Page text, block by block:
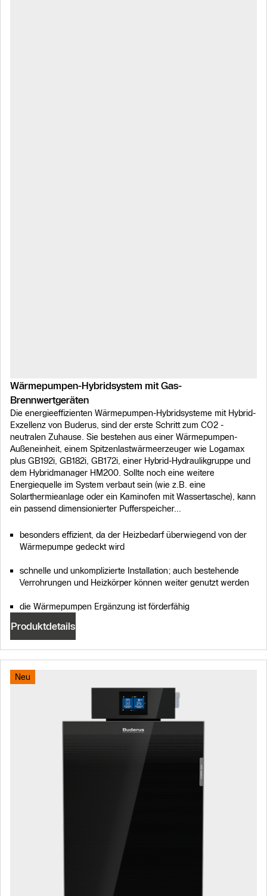
Wärmepumpen-Hybridsystem mit Gas-
Brennwertgeräten
Die energieeffizienten Wärmepumpen-Hybridsysteme mit Hybrid-
Exzellenz von Buderus, sind der erste Schritt zum CO2 -
neutralen Zuhause. Sie bestehen aus einer Wärmepumpen-
Außeneinheit, einem Spitzenlastwärmeerzeuger wie Logamax
plus GB192i, GB182i, GB172i, einer Hybrid-Hydraulikgruppe und
dem Hybridmanager HM200. Sollte noch eine weitere
Energiequelle im System verbaut sein (wie z.B. eine
Solarthermieanlage oder ein Kaminofen mit Wassertasche), kann
ein passend dimensionierter Pufferspeicher...
besonders effizient, da der Heizbedarf überwiegend von der
Wärmepumpe gedeckt wird
schnelle und unkomplizierte Installation; auch bestehende
Verrohrungen und Heizkörper können weiter genutzt werden
die Wärmepumpen Ergänzung ist förderfähig
Produktdetails
Neu